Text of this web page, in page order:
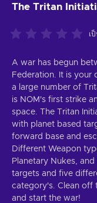
The Tritan
เ
A war has begun
Federation. It is your
a large number of
is NOM's first strike
space. The Tritan
with planet based
forward base and
Different Weapon
Planetary Nukes,
targets and five
category's. Clean off
and start the war!